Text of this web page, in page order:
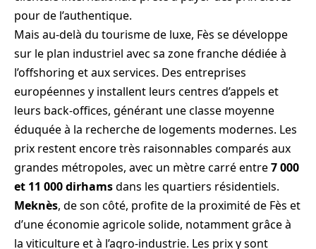
pour de l’authentique.
Mais au-delà du tourisme de luxe, Fès se développe
sur le plan industriel avec sa zone franche dédiée à
l’offshoring et aux services. Des entreprises
européennes y installent leurs centres d’appels et
leurs back-offices, générant une classe moyenne
éduquée à la recherche de logements modernes. Les
prix restent encore très raisonnables comparés aux
grandes métropoles, avec un mètre carré entre7 000
et 11 000 dirhamsdans les quartiers résidentiels.
Meknès, de son côté, profite de la proximité de Fès et
d’une économie agricole solide, notamment grâce à
la viticulture et à l’agro-industrie. Les prix y sont